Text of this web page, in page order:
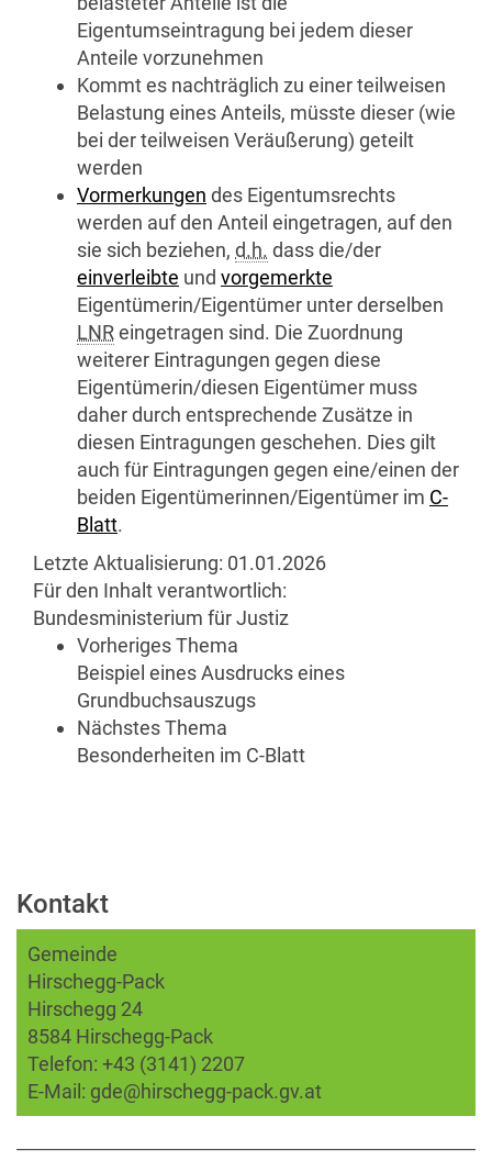
Eigentumseintragung bei jedem dieser
Anteile vorzunehmen
Kommt es nachträglich zu einer teilweisen
Belastung eines Anteils, müsste dieser (wie
bei der teilweisen Veräußerung) geteilt
werden
Vormerkungen des Eigentumsrechts
werden auf den Anteil eingetragen, auf den
sie sich beziehen, d.h. dass die/der
einverleibte und vorgemerkte
Eigentümerin/Eigentümer unter derselben
LNReingetragen sind. Die Zuordnung
weiterer Eintragungen gegen diese
Eigentümerin/diesen Eigentümer muss
daher durch entsprechende Zusätze in
diesen Eintragungen geschehen. Dies gilt
auch für Eintragungen gegen eine/einen der
beiden Eigentümerinnen/Eigentümer im C-
Blatt.
Letzte Aktualisierung: 01.01.2026
Für den Inhalt verantwortlich:
Bundesministerium für Justiz
Vorheriges Thema
Beispiel eines Ausdrucks eines
Grundbuchsauszugs
Nächstes Thema
Besonderheiten im C-Blatt
Kontakt
Gemeinde
Hirschegg-Pack
Hirschegg 24
8584 Hirschegg-Pack
Telefon: +43 (3141) 2207
E-Mail: gde@hirschegg-pack.gv.at